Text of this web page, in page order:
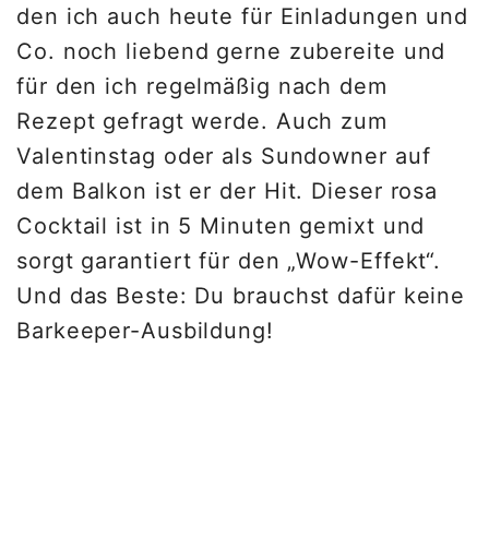
den ich auch heute für Einladungen und
Co. noch liebend gerne zubereite und
für den ich regelmäßig nach dem
Rezept gefragt werde. Auch zum
Valentinstag oder als Sundowner auf
dem Balkon ist er der Hit. Dieser rosa
Cocktail ist in 5 Minuten gemixt und
sorgt garantiert für den „Wow-Effekt“.
Und das Beste: Du brauchst dafür keine
Barkeeper-Ausbildung!